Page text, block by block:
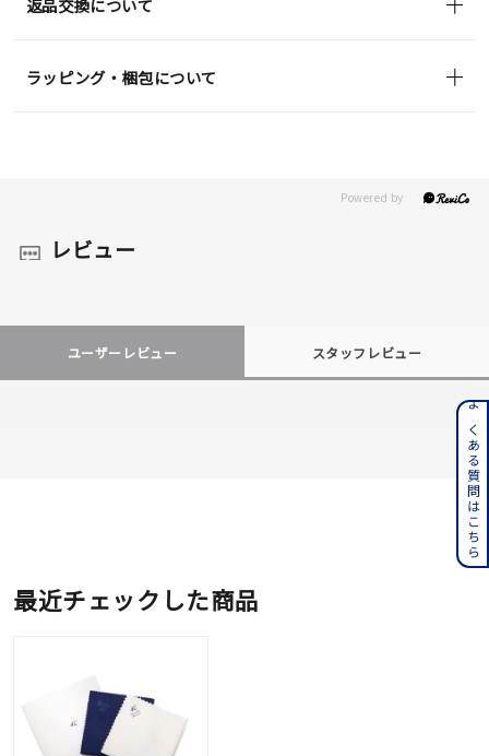
ラッピング・梱包について
レビュー
ユーザーレビュー スタッフレビュー
最近チェックした商品
よくある質問はこちら